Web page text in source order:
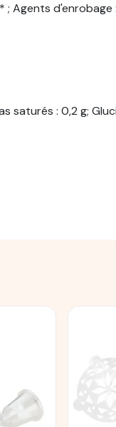
Agents
saturés : 0,2 g;